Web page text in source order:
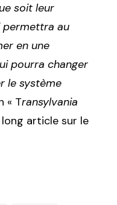
soit leur
permettra au
en une
pourra changer
le système
« Transylvania
article sur le